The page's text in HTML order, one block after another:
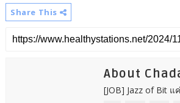
Share This
About
[JOB] Jazz of Bit